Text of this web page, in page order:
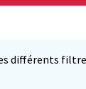
différents